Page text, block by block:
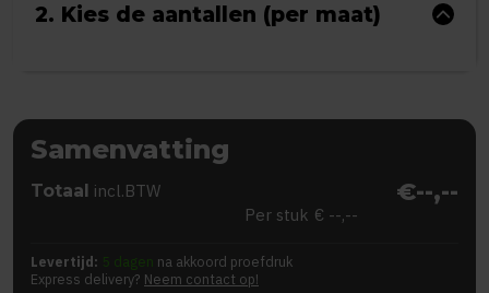
2. Kies de aantallen (per maat)
Samenvatting
Totaal incl.BTW €--,--
Per stuk € --,--
Levertijd: 5 dagen na akkoord proefdruk
Express delivery? Neem contact op!